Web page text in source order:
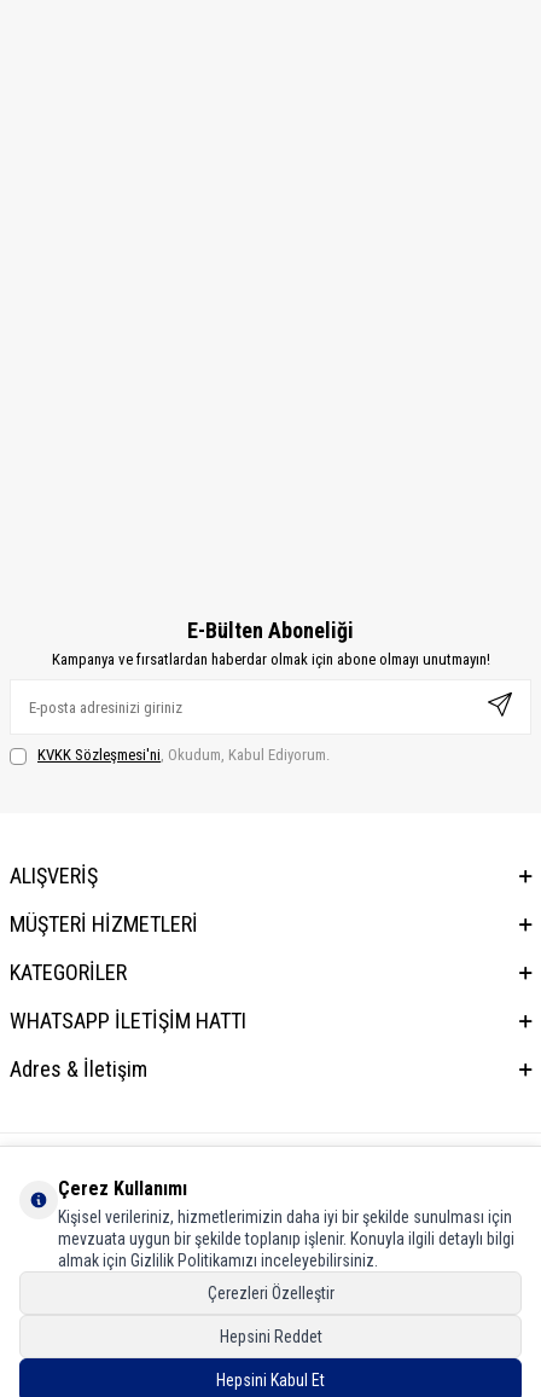
E-Bülten Aboneliği
Kampanya ve fırsatlardan haberdar olmak için abone olmayı unutmayın!
KVKK Sözleşmesi'ni, Okudum, Kabul Ediyorum.
ALIŞVERİŞ
MÜŞTERİ HİZMETLERİ
KATEGORİLER
WHATSAPP İLETİŞİM HATTI
Adres & İletişim
Çerez Kullanımı
Kişisel verileriniz, hizmetlerimizin daha iyi bir şekilde sunulması için
mevzuata uygun bir şekilde toplanıp işlenir. Konuyla ilgili detaylı bilgi
almak için Gizlilik Politikamızı inceleyebilirsiniz.
Çerezleri Özelleştir
Hepsini Reddet
Hepsini Kabul Et